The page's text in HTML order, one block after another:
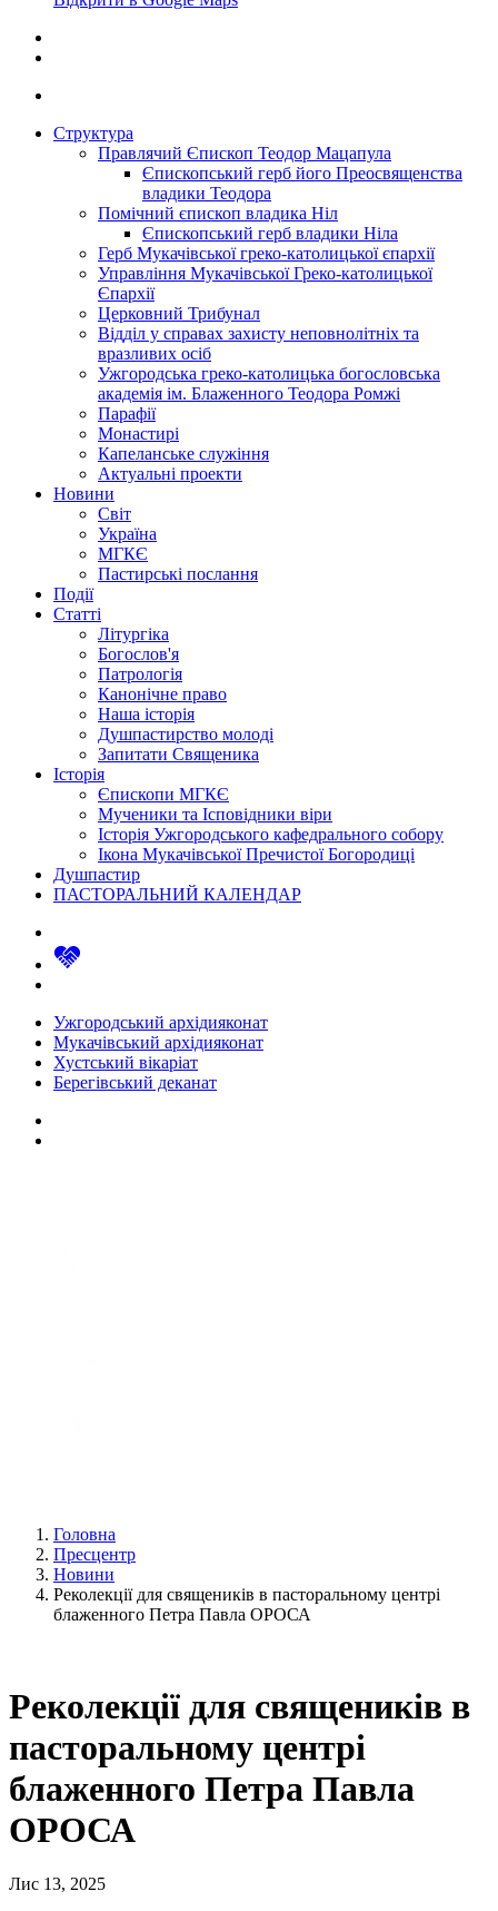
Структура
Правлячий Єпископ Теодор Мацапула
Єпископський герб його Преосвященства
владики Теодора
Помічний єпископ владика Ніл
Єпископський герб владики Ніла
Герб Мукачівської греко-католицької єпархії
Управління Мукачівської Греко-католицької
Єпархії
Церковний Трибунал
Відділ у справах захисту неповнолітніх та
вразливих осіб
Ужгородська греко-католицька богословська
академія ім. Блаженного Теодора Ромжі
Парафії
Монастирі
Капеланське служіння
Актуальні проекти
Новини
Світ
Україна
МГКЄ
Пастирські послання
Події
Статті
Літургіка
Богослов'я
Патрологія
Канонічне право
Наша історія
Душпастирство молоді
Запитати Священика
Історія
Єпископи МГКЄ
Мученики та Ісповідники віри
Історія Ужгородського кафедрального собору
Ікона Мукачівської Пречистої Богородиці
Душпастир
ПАСТОРАЛЬНИЙ КАЛЕНДАР
Ужгородський архідияконат
Мукачівський архідияконат
Хустський вікаріат
Берегівський деканат
Головна
Пресцентр
Новини
Реколекції для священиків в пасторальному центрі
блаженного Петра Павла ОРОСА
Реколекції для священиків в
пасторальному центрі
блаженного Петра Павла
ОРОСА
Лис 13, 2025